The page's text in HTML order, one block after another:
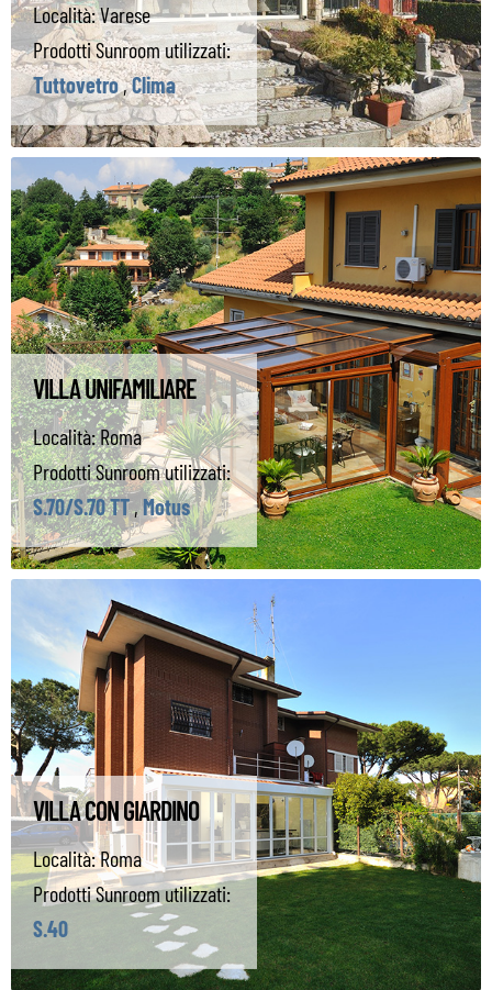
Località:Varese
Prodotti Sunroom utilizzati:
Tuttovetro,Clima
VILLA UNIFAMILIARE
Località:Roma
Prodotti Sunroom utilizzati:
S.70/S.70 TT,Motus
VILLA CON GIARDINO
Località:Roma
Prodotti Sunroom utilizzati:
S.40